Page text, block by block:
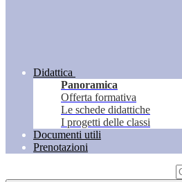
Didattica
Panoramica
Offerta formativa
Le schede didattiche
I progetti delle classi
Documenti utili
Prenotazioni